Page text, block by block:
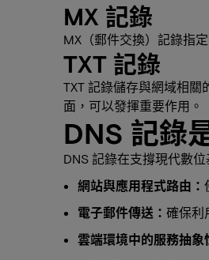
MX 記錄
MX（郵件交換）記錄指
TXT 記錄
TXT 記錄儲存與網域相
面，可以發揮重要作用。
DNS 記錄
DNS 記錄在支撐現代數
網站與應用程式路由：
電子郵件傳送： 確保利
雲端環境中的服務抽象